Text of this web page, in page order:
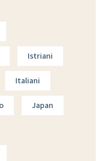
Istriani
Italiani
Japan